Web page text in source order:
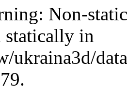
Non-
statically in
ukraina3d/